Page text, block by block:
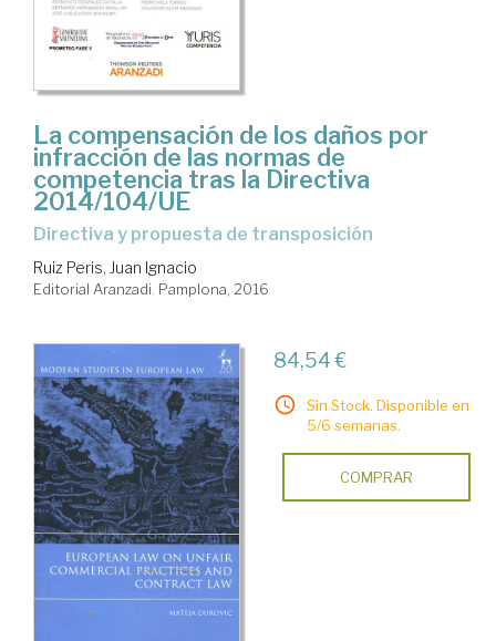
La compensación de los daños por
infracción de las normas de
competencia tras la Directiva
2014/104/UE
Directiva y propuesta de transposición
Ruiz Peris, Juan Ignacio
Editorial Aranzadi. Pamplona, 2016
84,54 €
Sin Stock. Disponible en
5/6 semanas.
COMPRAR